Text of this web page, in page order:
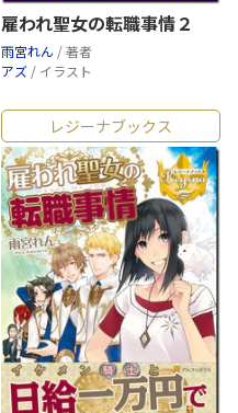
雇われ聖女の転職事情２
雨宮れん / 著者
アズ / イラスト
レジーナブックス